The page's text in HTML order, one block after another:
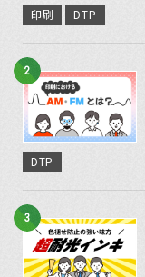
印刷 DTP
2
DTP
3